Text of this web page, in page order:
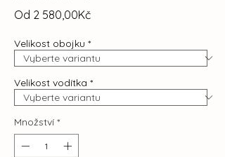
Od 2 580,00KčZvýhodněná
Velikost obojku *
Velikost vodítka *
Množství *